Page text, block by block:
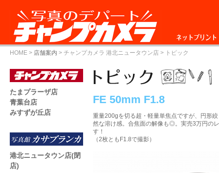
ネットプリント
HOME > 店舗案内 > チャンプカメラ 港北ニュータウン店 > トピック
FE 50mm F1.8
重量200gを切る超・軽量単焦点ですが、円形
然な溶け感。合焦面の解像も◎。実売3万円の
す！
（2枚ともF1.8で撮影）
たまプラーザ店
青葉台店
みすずが丘店
港北ニュータウン店(閉
店)